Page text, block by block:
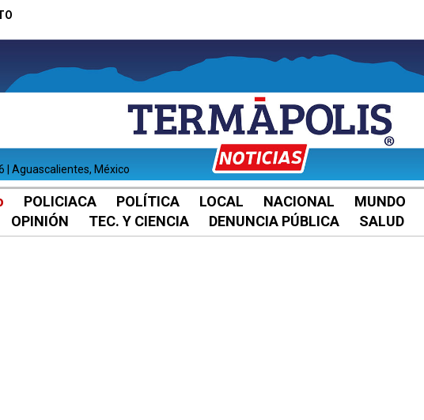
| Aguascalientes, México
POLICIACA POLÍTICA LOCAL NACIONAL MUNDO
OPINIÓN TEC. Y CIENCIA DENUNCIA PÚBLICA SALUD